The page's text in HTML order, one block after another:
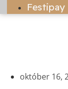
Festipay
október 16,